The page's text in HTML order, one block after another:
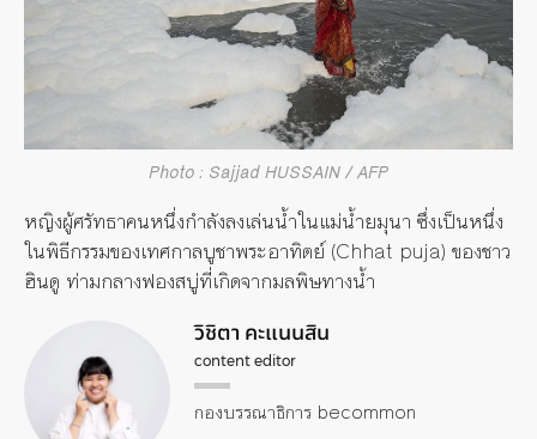
Photo : Sajjad HUSSAIN / AFP
หญิงผู้ศรัทธาคนหนึ่งกำลังลงเล่นน้ำในแม่น้ำยมุนา ซึ่งเป็นหนึ่ง
ในพิธีกรรมของเทศกาลบูชาพระอาทิตย์ (Chhat puja) ของชาว
ฮินดู ท่ามกลางฟองสบู่ที่เกิดจากมลพิษทางน้ำ
วิชิตา คะแนนสิน
content editor
กองบรรณาธิการ becommon